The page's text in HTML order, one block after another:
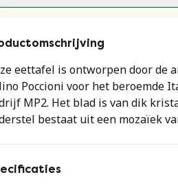
eettafel is ontworpen door de
Poccioni voor het beroemde
MP2. Het blad is van dik
bestaat uit een mozaïek
de jaren 1980